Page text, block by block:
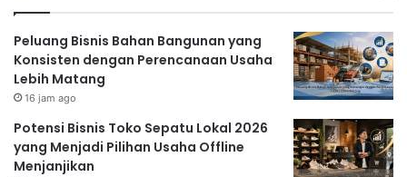
Peluang Bisnis Bahan Bangunan yang
Konsisten dengan Perencanaan Usaha
Lebih Matang
16 jam ago
Potensi Bisnis Toko Sepatu Lokal 2026
yang Menjadi Pilihan Usaha Offline
Menjanjikan